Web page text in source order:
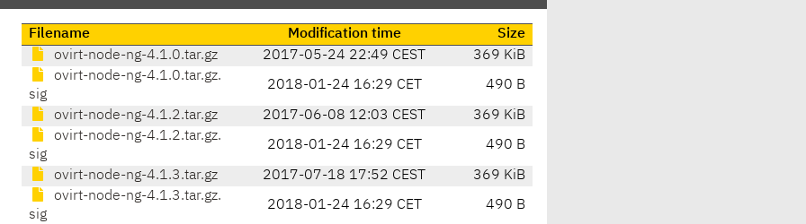
Filename Modification time
Size
ovirt-node-ng-4.1.0.tar.gz
2017-05-24 22:49 CEST
369 KiB
ovirt-node-ng-4.1.0.tar.gz.
sig
2018-01-24 16:29 CET 490 B
ovirt-node-ng-4.1.2.tar.gz 2017-06-08 12:03 CEST
369 KiB
ovirt-node-ng-4.1.2.tar.gz.
sig
2018-01-24 16:29 CET 490 B
ovirt-node-ng-4.1.3.tar.gz 2017-07-18 17:52 CEST
369 KiB
ovirt-node-ng-4.1.3.tar.gz.
sig
2018-01-24 16:29 CET 490 B